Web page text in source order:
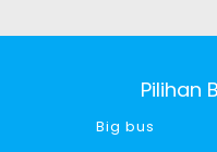
Pilihan
Big bus